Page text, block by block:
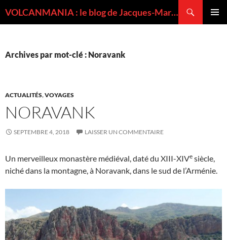
VOLCANMANIA : le blog de Jacques-Marie BARDINTZEFF, volcanologue
Archives par mot-clé : Noravank
ACTUALITÉS,VOYAGES
NORAVANK
SEPTEMBRE 4, 2018 LAISSER UN COMMENTAIRE
Un merveilleux monastère médiéval, daté du XIII-XIVe siècle,
niché dans la montagne, à Noravank, dans le sud de l’Arménie.